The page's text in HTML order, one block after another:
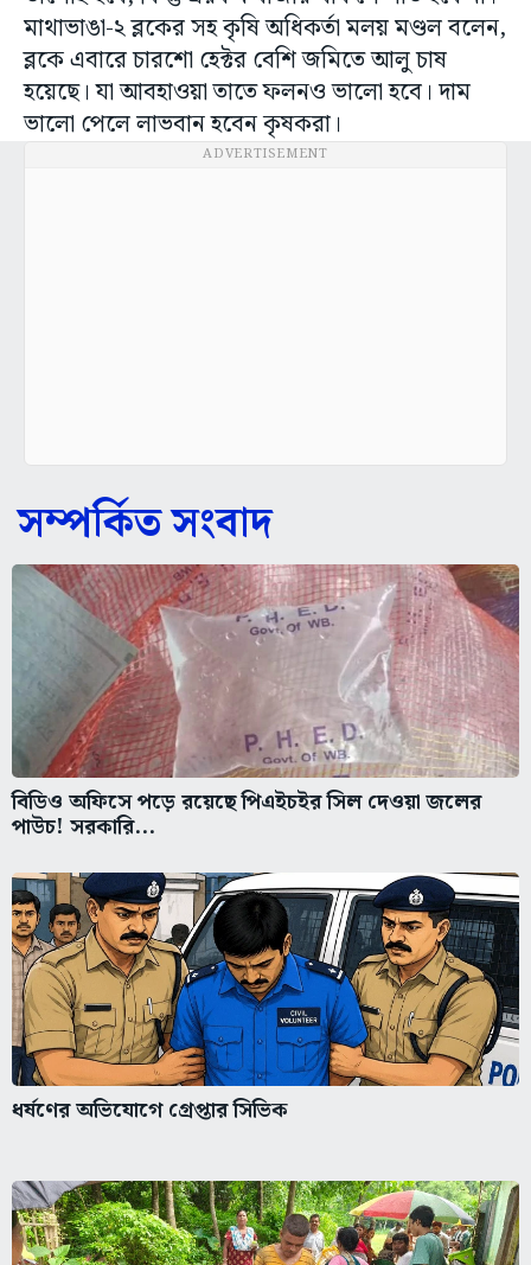
মাথাভাঙা-২ ব্লকের সহ কৃষি অধিকর্তা মলয় মণ্ডল বলেন,
ব্লকে এবারে চারশো হেক্টর বেশি জমিতে আলু চাষ
হয়েছে। যা আবহাওয়া তাতে ফলনও ভালো হবে। দাম
ভালো পেলে লাভবান হবেন কৃষকরা।
ADVERTISEMENT
সম্পর্কিত সংবাদ
বিডিও অফিসে পড়ে রয়েছে পিএইচইর সিল দেওয়া জলের
পাউচ! সরকারি...
ধর্ষণের অভিযোগে গ্রেপ্তার সিভিক